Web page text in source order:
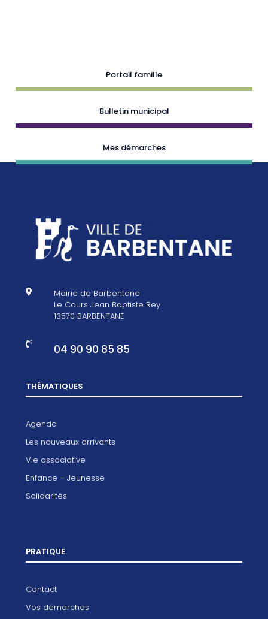
Portail famille
Bulletin municipal
Mes démarches

Mairie de Barbentane
Le Cours Jean Baptiste Rey
13570 BARBENTANE
 04 90 90 85 85
THÉMATIQUES
Agenda
Les nouveaux arrivants
Vie associative
Enfance – Jeunesse
Solidarités
PRATIQUE
Contact
Vos démarches